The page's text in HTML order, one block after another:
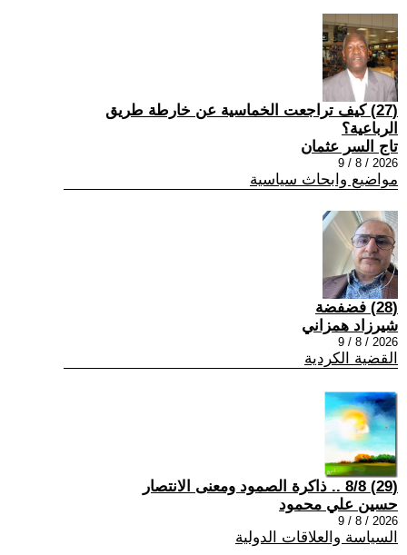
(27) كيف تراجعت الخماسية عن خارطة طريق
الرباعية؟
تاج السر عثمان
2026 / 8 / 9
مواضيع وابحاث سياسية
(28) فضفضة
شيرزاد همزاني
2026 / 8 / 9
القضية الكردية
(29) 8/8 .. ذاكرة الصمود ومعنى الانتصار
حسين علي محمود
2026 / 8 / 9
السياسة والعلاقات الدولية